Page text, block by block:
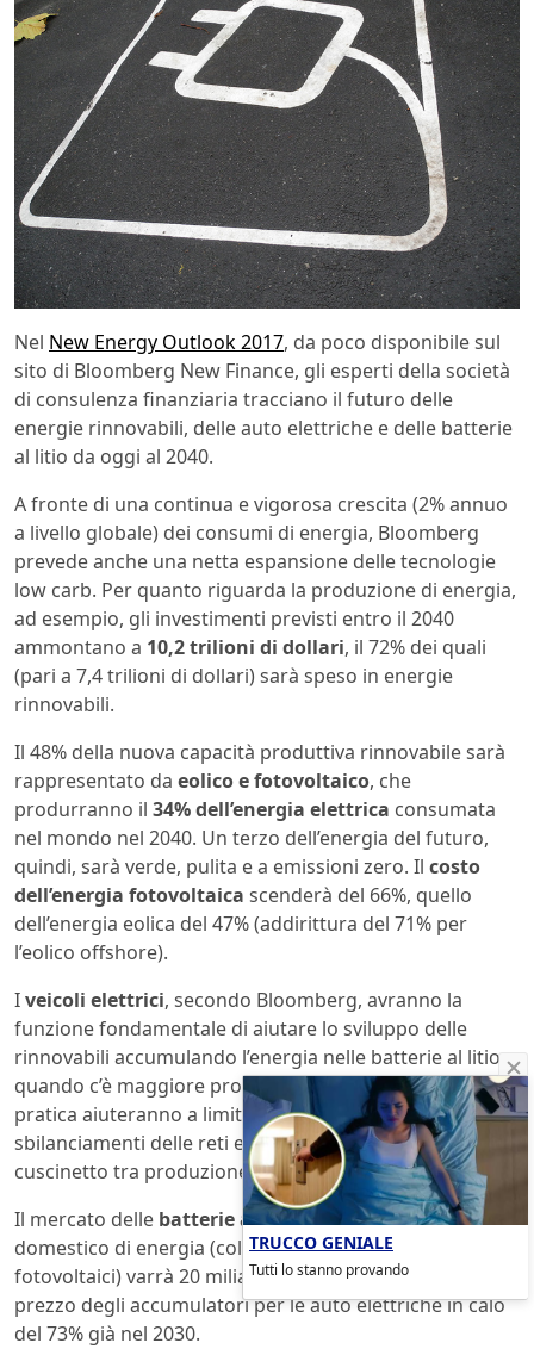
Nel New Energy Outlook 2017, da poco disponibile sul
sito di Bloomberg New Finance, gli esperti della società
di consulenza finanziaria tracciano il futuro delle
energie rinnovabili, delle auto elettriche e delle batterie
al litio da oggi al 2040.
A fronte di una continua e vigorosa crescita (2% annuo
a livello globale) dei consumi di energia, Bloomberg
prevede anche una netta espansione delle tecnologie
low carb. Per quanto riguarda la produzione di energia,
ad esempio, gli investimenti previsti entro il 2040
ammontano a 10,2 trilioni di dollari, il 72% dei quali
(pari a 7,4 trilioni di dollari) sarà speso in energie
rinnovabili.
Il 48% della nuova capacità produttiva rinnovabile sarà
rappresentato da eolico e fotovoltaico, che
produrranno il 34% dell’energia elettrica consumata
nel mondo nel 2040. Un terzo dell’energia del futuro,
quindi, sarà verde, pulita e a emissioni zero. Il costo
dell’energia fotovoltaica scenderà del 66%, quello
dell’energia eolica del 47% (addirittura del 71% per
l’eolico offshore).
Iveicoli elettrici, secondo Bloomberg, avranno la
funzione fondamentale di aiutare lo sviluppo delle
rinnovabili accumulando l’energia nelle batterie al litio
quando c’è maggiore produzione e minor uso. In
pratica aiuteranno a limitare fortemente gli
sbilanciamenti delle reti elettriche, facendo da
cuscinetto tra produzione e consumo di energia.
Il mercato delle batterie a ioni di litioper l’accumulo
domestico di energia (collegato a piccoli impianti
fotovoltaici) varrà 20 miliardi l’anno entro il 2040, con un
prezzo degli accumulatori per le auto elettriche in calo
del 73% già nel 2030.
TRUCCO GENIALE
Tutti lo stanno provando